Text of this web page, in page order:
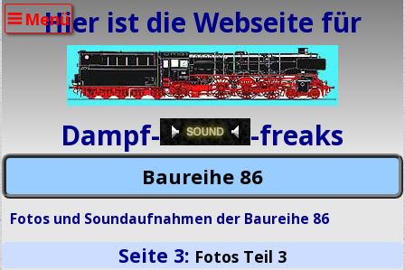
Menü
Hier ist die Webseite für
Dampf- -freaks
Baureihe 86
Fotos und Soundaufnahmen der Baureihe 86
Seite 3: Fotos Teil 3